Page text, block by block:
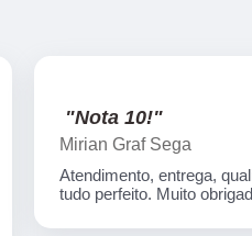
"Tive uma
maravilhosa!!"
Marcos Vinicius Silva
Super recomendo a